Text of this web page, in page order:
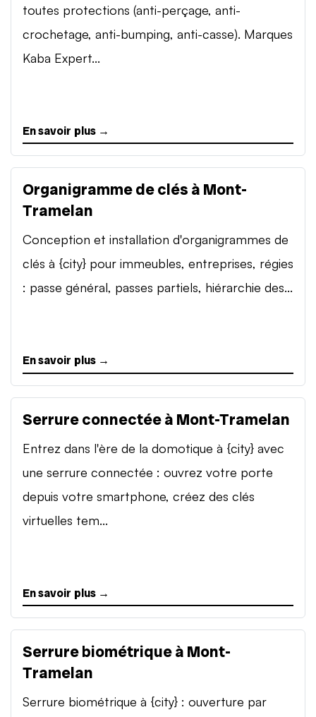
toutes protections (anti-perçage, anti-
crochetage, anti-bumping, anti-casse). Marques
Kaba Expert...
En savoir plus →
Organigramme de clés à Mont-
Tramelan
Conception et installation d'organigrammes de
clés à {city} pour immeubles, entreprises, régies
: passe général, passes partiels, hiérarchie des...
En savoir plus →
Serrure connectée à Mont-Tramelan
Entrez dans l'ère de la domotique à {city} avec
une serrure connectée : ouvrez votre porte
depuis votre smartphone, créez des clés
virtuelles tem...
En savoir plus →
Serrure biométrique à Mont-
Tramelan
Serrure biométrique à {city} : ouverture par